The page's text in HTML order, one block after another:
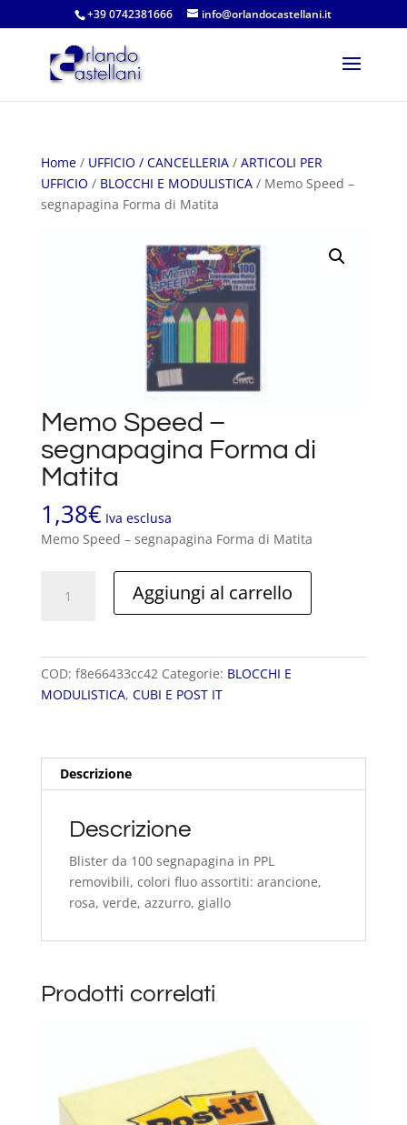
+39 0742381666 info@orlandocastellani.it
Home/ UFFICIO / CANCELLERIA/ ARTICOLI PER
UFFICIO / BLOCCHI E MODULISTICA/ Memo Speed –
segnapagina Forma di Matita
Memo Speed –
segnapagina Forma di
Matita
1,38€ Iva esclusa
Memo Speed – segnapagina Forma di Matita
Speed
Aggiungi al carrello
COD: f8e66433cc42 Categorie: BLOCCHI E
MODULISTICA, CUBI E POST IT
Descrizione
Descrizione
Blister da 100 segnapagina in PPL
removibili, colori fluo assortiti: arancione,
rosa, verde, azzurro, giallo
Prodotti correlati